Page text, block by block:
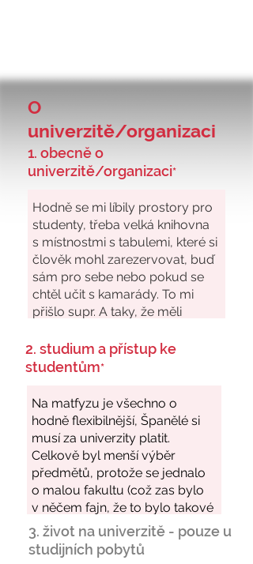
O
univerzitě/organizaci
1. obecně o
univerzitě/organizaci*
2. studium a přístup ke
studentům*
3. život na univerzitě - pouze u
studijních pobytů